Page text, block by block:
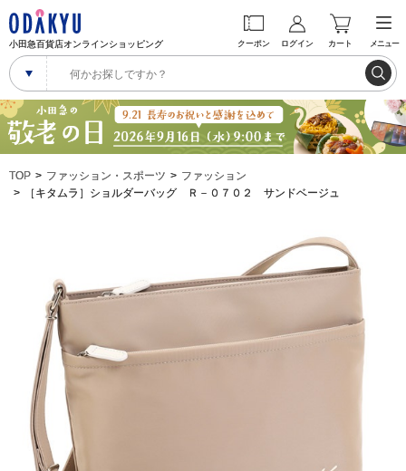
小田急百貨店オンラインショッピング クーポン ログイン カート メニュー
TOP ファッション・スポーツ
ファッション
［キタムラ］ショルダーバッグ Ｒ－０７０２ サンドベージュ